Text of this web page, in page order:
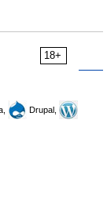
18+
Drupal,